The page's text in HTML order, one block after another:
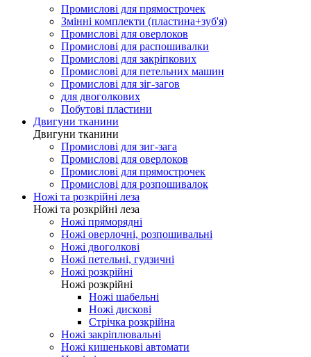
Промислові для прямострочек
Змінні комплекти (пластина+зуб'я)
Промислові для оверлоков
Промислові для распошивалки
Промислові для закріпкових
Промислові для петельних машин
Промислові для зіг-загов
для двоголкових
Побутові пластини
Двигуни тканини
Двигуни тканини
Промислові для зиг-зага
Промислові для оверлоков
Промислові для прямострочек
Промислові для розпошивалок
Ножі та розкрійні леза
Ножі та розкрійні леза
Ножі пряморядні
Ножі оверлочні, розпошивальні
Ножі двоголкові
Ножі петельні, гудзичні
Ножі розкрійні
Ножі розкрійні
Ножі шабельні
Ножі дискові
Стрічка розкрійна
Ножі закріплювальні
Ножі кишенькові автомати